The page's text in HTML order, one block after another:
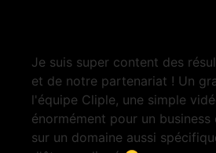
Je suis super content des
et de notre partenariat ! Un
l'équipe Cliple, une simple
énormément pour un
sur un domaine aussi